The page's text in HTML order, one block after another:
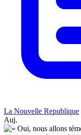
La Nouvelle Republique
Auj.